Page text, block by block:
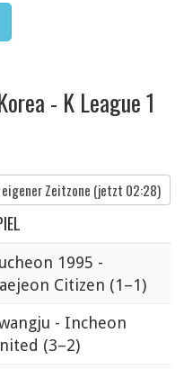
- K League 1
Zeitzone (jetzt 02:28)
1995 -
Citizen (1–1)
- Incheon
(3–2)